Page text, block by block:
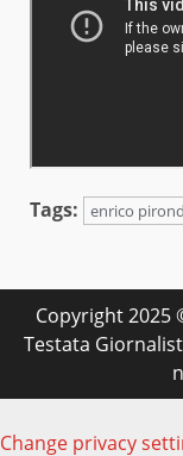
Tags: enrico
Copyright 2025
Testata
Change privacy